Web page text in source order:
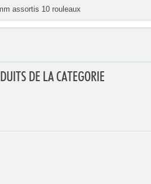
assortis 10 rouleaux
DE LA CATEGORIE